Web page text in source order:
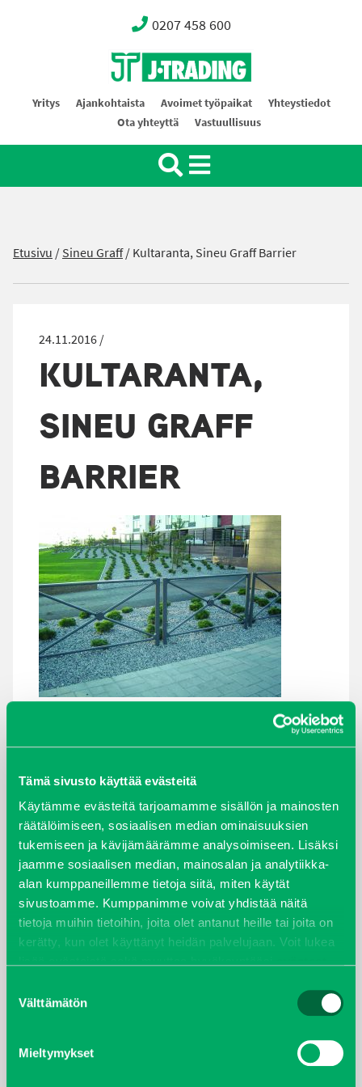
Tämä sivusto käyttää evästeitä
Käytämme evästeitä tarjoamamme sisällön ja mainosten
räätälöimiseen, sosiaalisen median ominaisuuksien
tukemiseen ja kävijämäärämme analysoimiseen. Lisäksi
jaamme sosiaalisen median, mainosalan ja analytiikka-
alan kumppaneillemme tietoja siitä, miten käytät
sivustoamme. Kumppanimme voivat yhdistää näitä
tietoja muihin tietoihin, joita olet antanut heille tai joita on
kerätty, kun olet käyttänyt heidän palvelujaan. Voit lukea
valinta
Välttämätön
Mieltymykset
0207 458 600
Oy J-Trading Ab
Yritys Ajankohtaista Avoimet työpaikat
Yhteystiedot
Ota yhteyttä
Vastuullisuus
Etusivu /Sineu Graff/Kultaranta, Sineu Graff Barrier
24.11.2016 /
KULTARANTA,
SINEU GRAFF
BARRIER
ARKISTOT
maaliskuu 2026
elokuu 2024
syyskuu 2023
joulukuu 2022
huhtikuu 2022